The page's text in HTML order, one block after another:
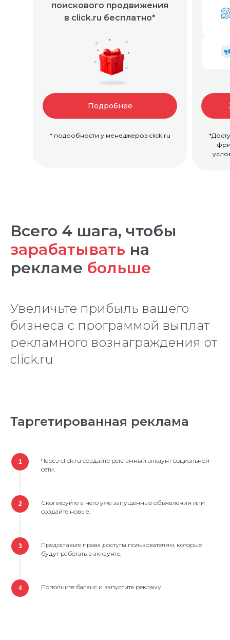
поискового продвижения
в click.ru бесплатно*
Подробнее
* подробности у менеджеров click.ru
Всего 4 шага, чтобы
зарабатывать на
рекламе больше
Увеличьте прибыль вашего
бизнеса с программой выплат
рекламного вознаграждения от
click.ru
Таргетированная реклама
1
Через click.ru создайте рекламный аккаунт социальной
сети.
2
Скопируйте в него уже запущенные объявления или
создайте новые.
3
Предоставьте права доступа пользователям, которые
будут работать в аккаунте.
4 Пополните баланс и запустите рекламу.